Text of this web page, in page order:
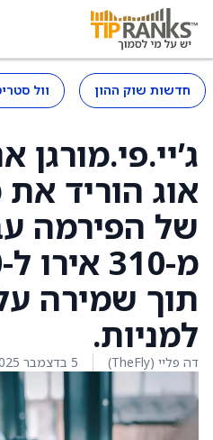
חדשות שוק ההון וול
ג’יי.פי.מורגן
אוג הוריד
תוך שמירה
למניות.
דה פליי (TheFly) 5 בדצמבר 2025